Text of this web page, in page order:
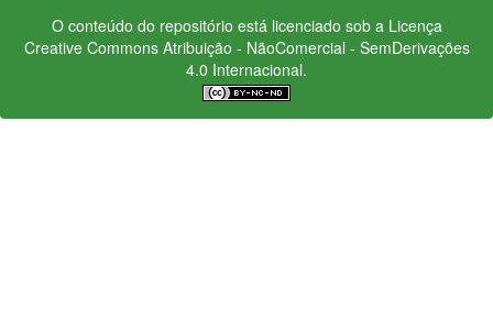
O conteúdo do repositório está licenciado sob a Licença
Creative CommonsAtribuição - NãoComercial - SemDerivações
4.0 Internacional.